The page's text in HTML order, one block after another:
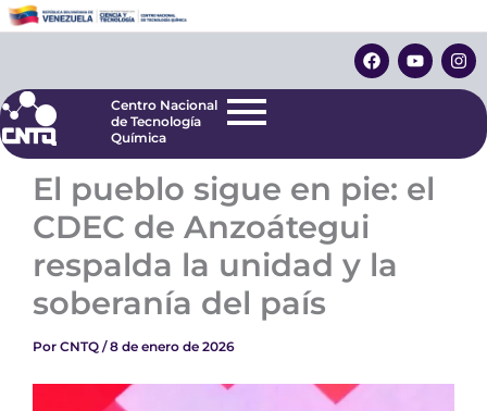
al
F
a
c
o
Y
o
u
e
I
n
s
r
Centro Nacional
de Tecnología
Centro Nacional
de Tecnología
Química
El pueblo sigue en pie: el
CDEC de Anzoátegui
respalda la unidad y la
soberanía del país
Por CNTQ /8 de enero de 2026